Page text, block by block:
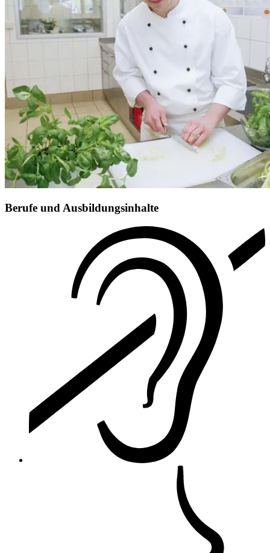
Berufe und Ausbildungsinhalte